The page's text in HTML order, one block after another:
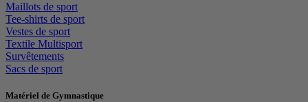
Maillots de sport
Tee-shirts de sport
Vestes de sport
Textile Multisport
Survêtements
Sacs de sport
Matériel de Gymnastique